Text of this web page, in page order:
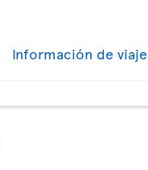
Información de viaje